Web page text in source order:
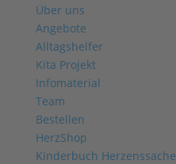
Über uns
Angebote
Alltagshelfer
Kita Projekt
Infomaterial
Team
Bestellen
HerzShop
Kinderbuch Herzenssache